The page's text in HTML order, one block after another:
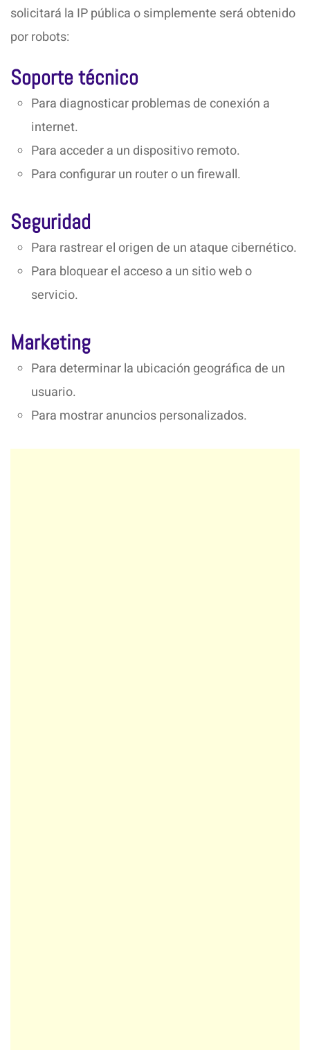
solicitará la IP pública o simplemente será obtenido
por robots:
Soporte técnico
Para diagnosticar problemas de conexión a
internet.
Para acceder a un dispositivo remoto.
Para configurar un router o un firewall.
Seguridad
Para rastrear el origen de un ataque cibernético.
Para bloquear el acceso a un sitio web o
servicio.
Marketing
Para determinar la ubicación geográfica de un
usuario.
Para mostrar anuncios personalizados.